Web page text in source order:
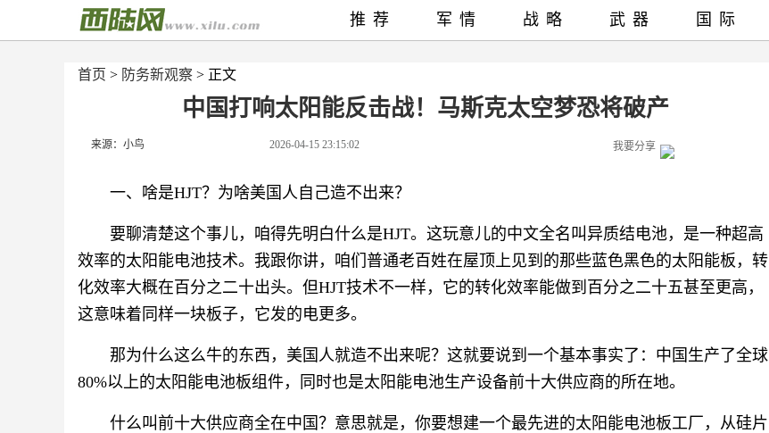
首页 > 防务新观察 > 正文
中国打响太阳能反击战！马斯克太空梦恐将破产
来源：小鸟 2026-04-15 23:15:02 我要分享
一、啥是HJT？为啥美国人自己造不出来？
要聊清楚这个事儿，咱得先明白什么是HJT。这玩意儿的中文全名叫异质结电池，是一种超高
效率的太阳能电池技术。我跟你讲，咱们普通老百姓在屋顶上见到的那些蓝色黑色的太阳能板，转
化效率大概在百分之二十出头。但HJT技术不一样，它的转化效率能做到百分之二十五甚至更高，
这意味着同样一块板子，它发的电更多。
那为什么这么牛的东西，美国人就造不出来呢？这就要说到一个基本事实了：中国生产了全球
80%以上的太阳能电池板组件，同时也是太阳能电池生产设备前十大供应商的所在地。
什么叫前十大供应商全在中国？意思就是，你要想建一个最先进的太阳能电池板工厂，从硅片
推荐 军情 战略 武器 国际